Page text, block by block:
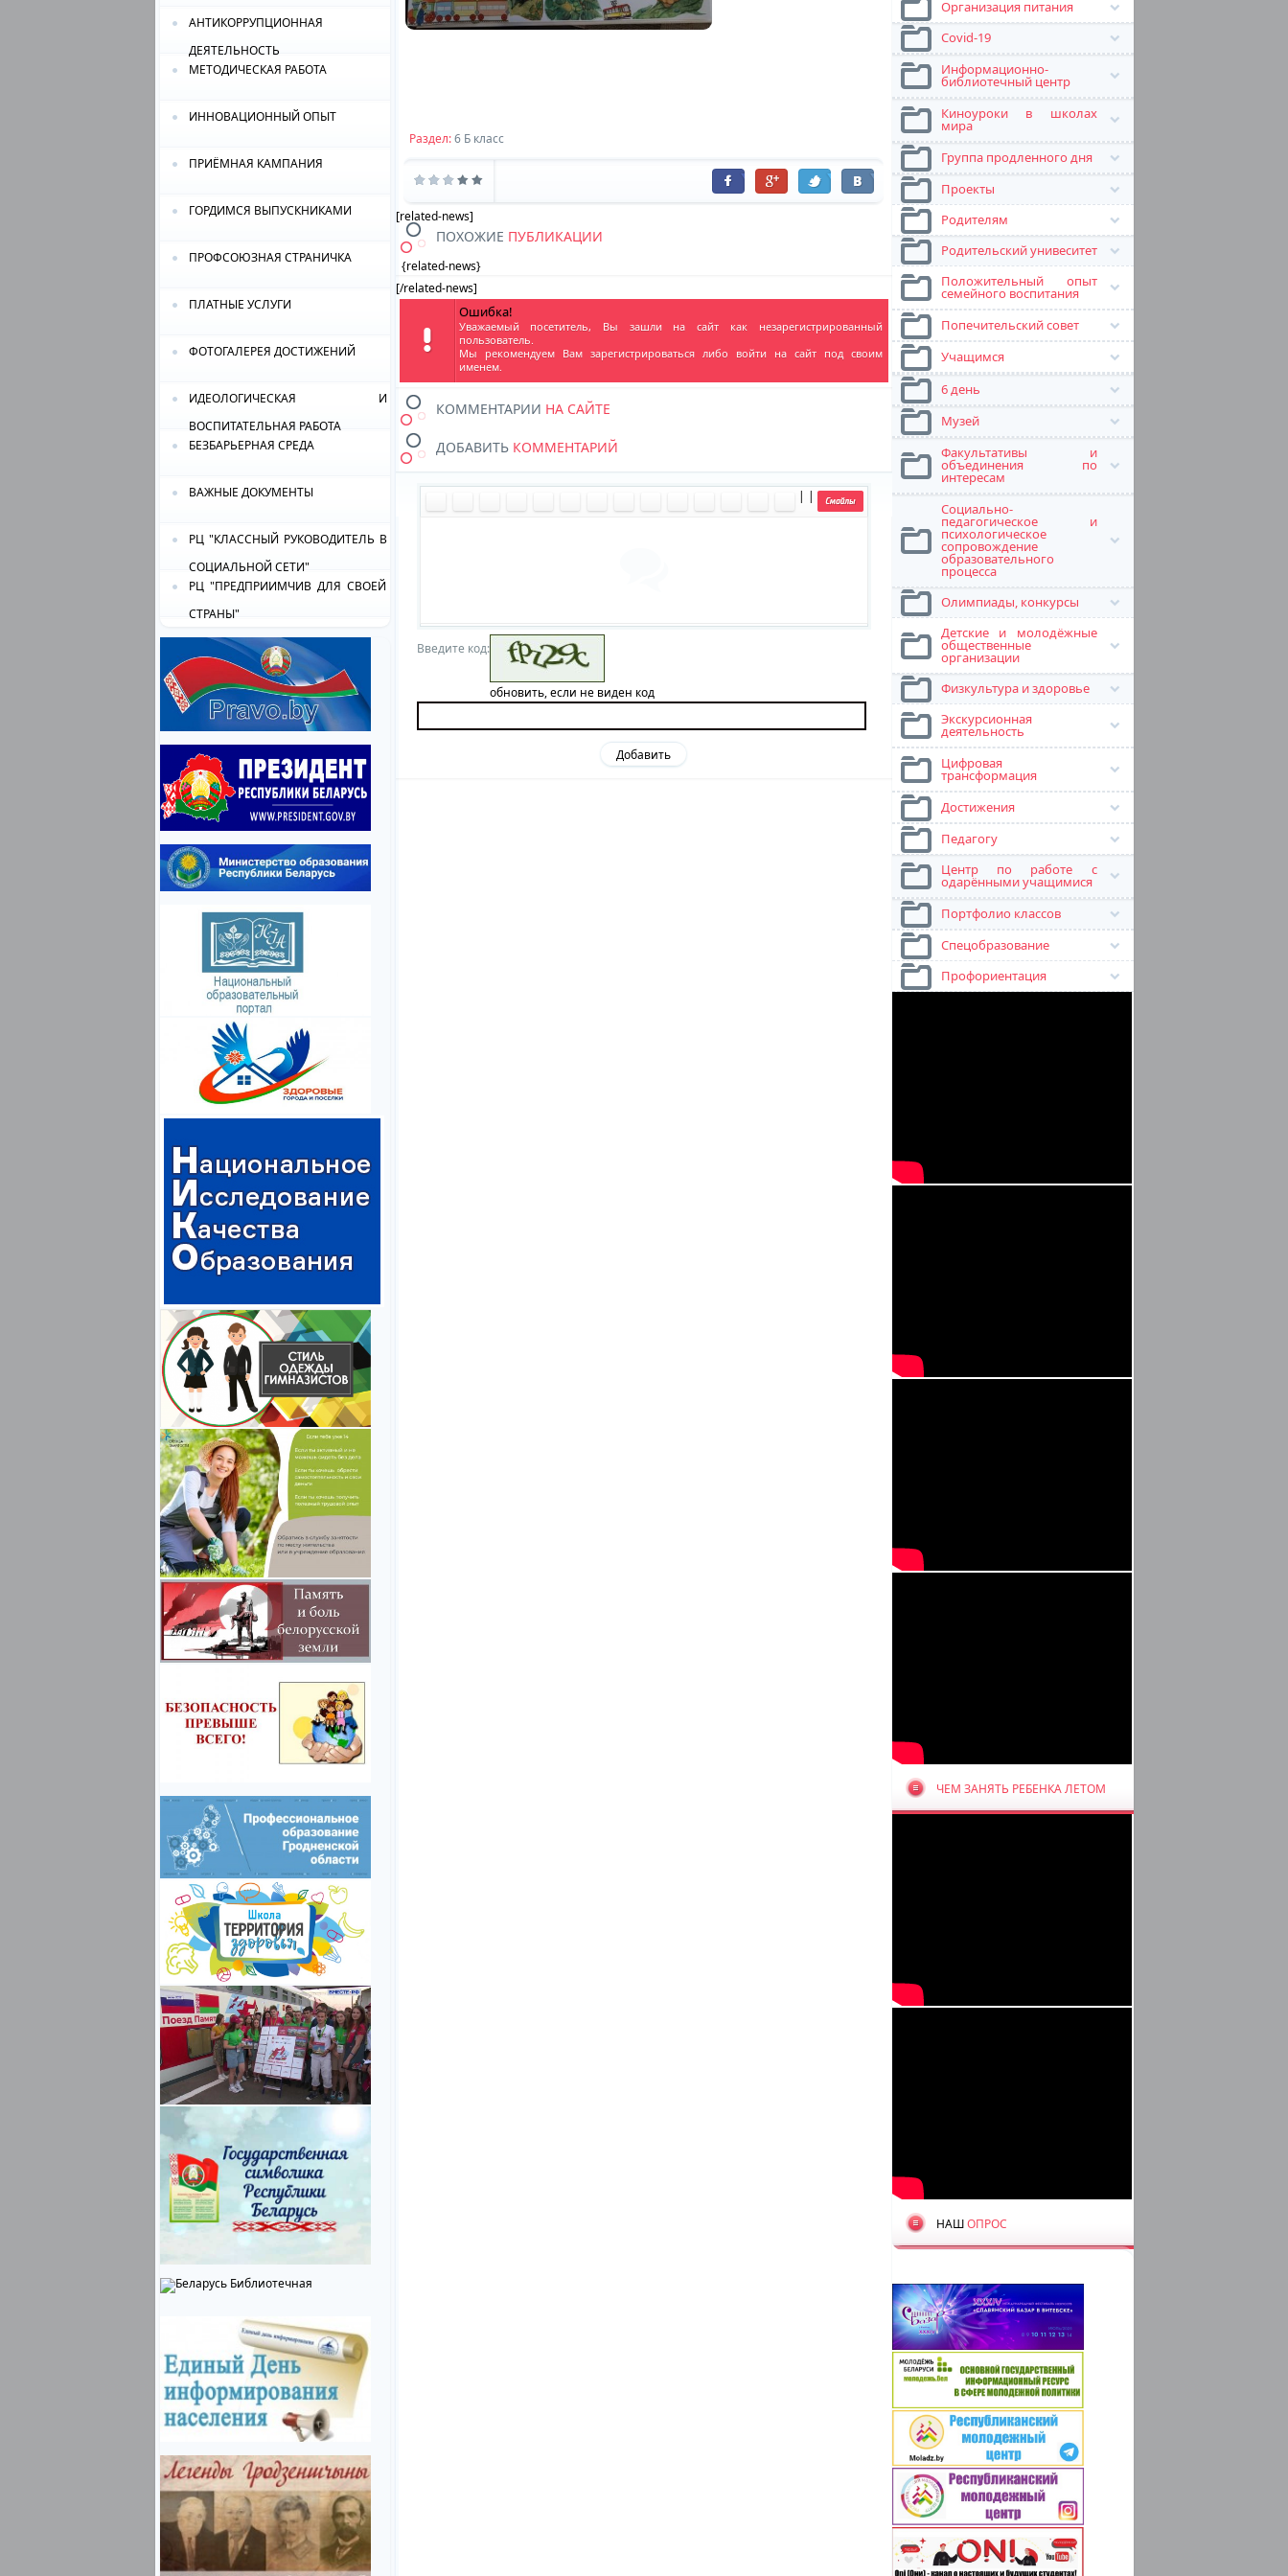
Комментариев:0 Дата:
АНТИКОРРУПЦИОННАЯ
ДЕЯТЕЛЬНОСТЬ
МЕТОДИЧЕСКАЯ РАБОТА
ИННОВАЦИОННЫЙ ОПЫТ
ПРИЁМНАЯ КАМПАНИЯ
ГОРДИМСЯ ВЫПУСКНИКАМИ
ПРОФСОЮЗНАЯ СТРАНИЧКА
ПЛАТНЫЕ УСЛУГИ
ФОТОГАЛЕРЕЯ ДОСТИЖЕНИЙ
ИДЕОЛОГИЧЕСКАЯ И
ВОСПИТАТЕЛЬНАЯ РАБОТА
БЕЗБАРЬЕРНАЯ СРЕДА
ВАЖНЫЕ ДОКУМЕНТЫ
РЦ "КЛАССНЫЙ РУКОВОДИТЕЛЬ В
СОЦИАЛЬНОЙ СЕТИ"
РЦ "ПРЕДПРИИМЧИВ ДЛЯ СВОЕЙ
СТРАНЫ"
Организация питания
Covid-19
Информационно-
библиотечный центр
Киноуроки в школах
мира
Группа продленного дня
Проекты
Родителям
Родительский унивеситет
Положительный опыт
семейного воспитания
Попечительский совет
Учащимся
6 день
Музей
Факультативы и
объединения по
интересам
Социально-
педагогическое и
психологическое
сопровождение
образовательного
процесса
Олимпиады, конкурсы
Детские и молодёжные
общественные
организации
Физкультура и здоровье
Экскурсионная
деятельность
Цифровая
трансформация
Достижения
Педагогу
Центр по работе с
одарёнными учащимися
Портфолио классов
Спецобразование
Профориентация
ЧЕМ ЗАНЯТЬ РЕБЕНКА ЛЕТОМ
НАШОПРОС
Раздел: 6 Б класс
[related-news]
ПОХОЖИЕ ПУБЛИКАЦИИ
{related-news}
[/related-news]
Ошибка!
Уважаемый посетитель, Вы зашли на сайт как незарегистрированный
пользователь.
Мы рекомендуем Вам зарегистрироватьсялибо войти на сайт под своим
именем.
КОММЕНТАРИИ НА САЙТЕ
ДОБАВИТЬКОММЕНТАРИЙ
| | |
Введите код:
обновить, если не виден код
Добавить